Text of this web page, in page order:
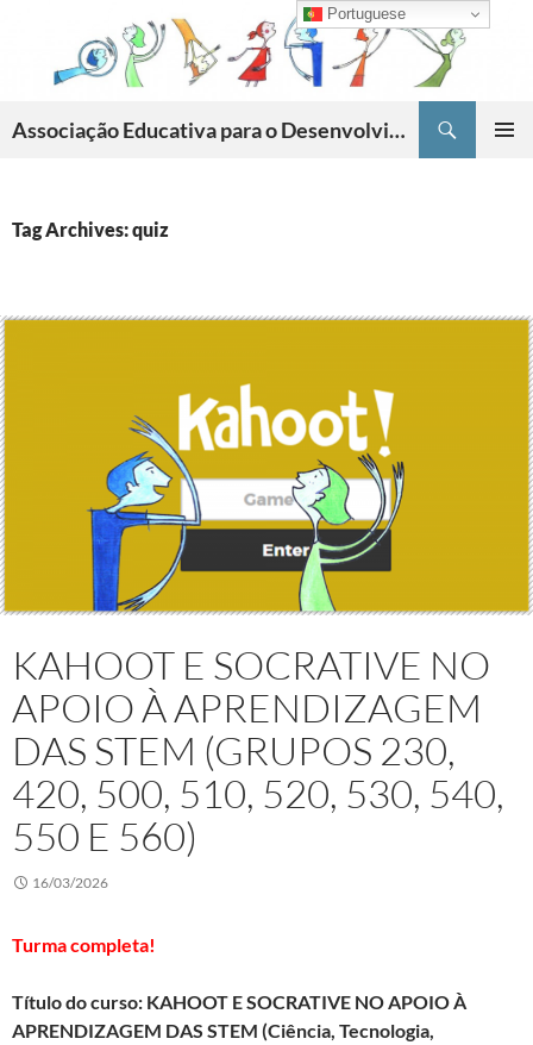
content
Associação Educativa para o Desenvolvimento da Criatividade
Tag Archives: quiz
KAHOOT E SOCRATIVE NO
APOIO À APRENDIZAGEM
DAS STEM (GRUPOS 230,
420, 500, 510, 520, 530, 540,
550 E 560)
16/03/2026
Turma completa!
Título do curso: KAHOOT E SOCRATIVE NO APOIO À
APRENDIZAGEM DAS STEM (Ciência, Tecnologia,
Portuguese